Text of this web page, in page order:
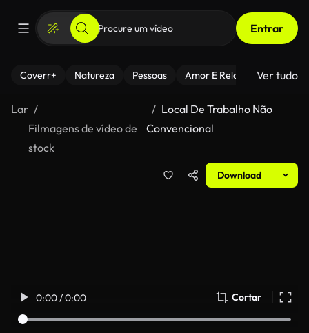
Entrar
Coverr+ Natureza Pessoas Amor E Relacionamentos
Ver tudo
Lar
Filmagens de vídeo de
stock
Local De Trabalho Não
Convencional
Download
0:00 / 0:00 Cortar